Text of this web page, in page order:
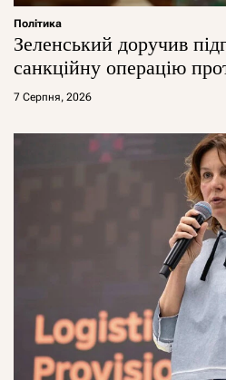
Політика
Зеленський доручив
санкційну операцію
7 Серпня, 2026